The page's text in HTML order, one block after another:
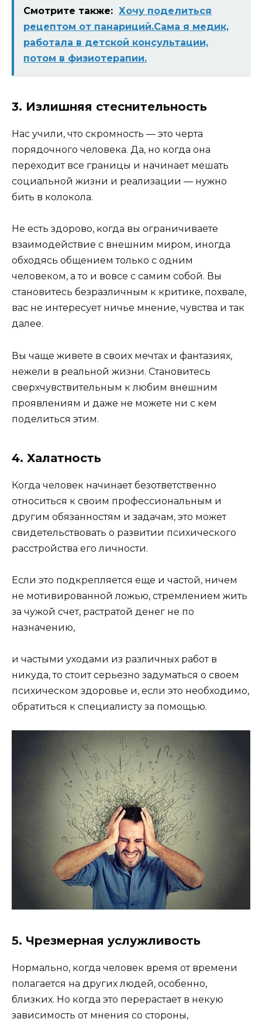
Смотрите также: Хочу поделиться
рецептом от панариций.Сама я медик,
работала в детской консультации,
потом в физиотерапии.
3. Излишняя стеснительность
Нас учили, что скромность — это черта
порядочного человека. Да, но когда она
переходит все границы и начинает мешать
социальной жизни и реализации — нужно
бить в колокола.
Не есть здорово, когда вы ограничиваете
взаимодействие с внешним миром, иногда
обходясь общением только с одним
человеком, а то и вовсе с самим собой. Вы
становитесь безразличным к критике, похвале,
вас не интересует ничье мнение, чувства и так
далее.
Вы чаще живете в своих мечтах и фантазиях,
нежели в реальной жизни. Становитесь
сверхчувствительным к любим внешним
проявлениям и даже не можете ни с кем
поделиться этим.
4. Халатность
Когда человек начинает безответственно
относиться к своим профессиональным и
другим обязанностям и задачам, это может
свидетельствовать о развитии психического
расстройства его личности.
Если это подкрепляется еще и частой, ничем
не мотивированной ложью, стремлением жить
за чужой счет, растратой денег не по
назначению,
и частыми уходами из различных работ в
никуда, то стоит серьезно задуматься о своем
психическом здоровье и, если это необходимо,
обратиться к специалисту за помощью.
5. Чрезмерная услужливость
Нормально, когда человек время от времени
полагается на других людей, особенно,
близких. Но когда это перерастает в некую
зависимость от мнения со стороны,